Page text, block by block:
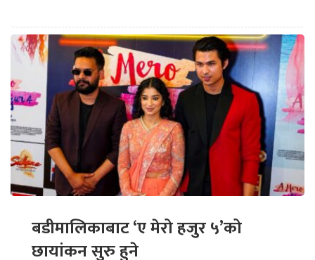
बडीमालिकाबाट ‘ए मेरो हजुर ५’को
छायांकन सुरु हुने